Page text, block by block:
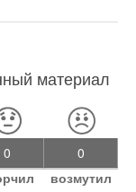
материал
0
0
возмутил